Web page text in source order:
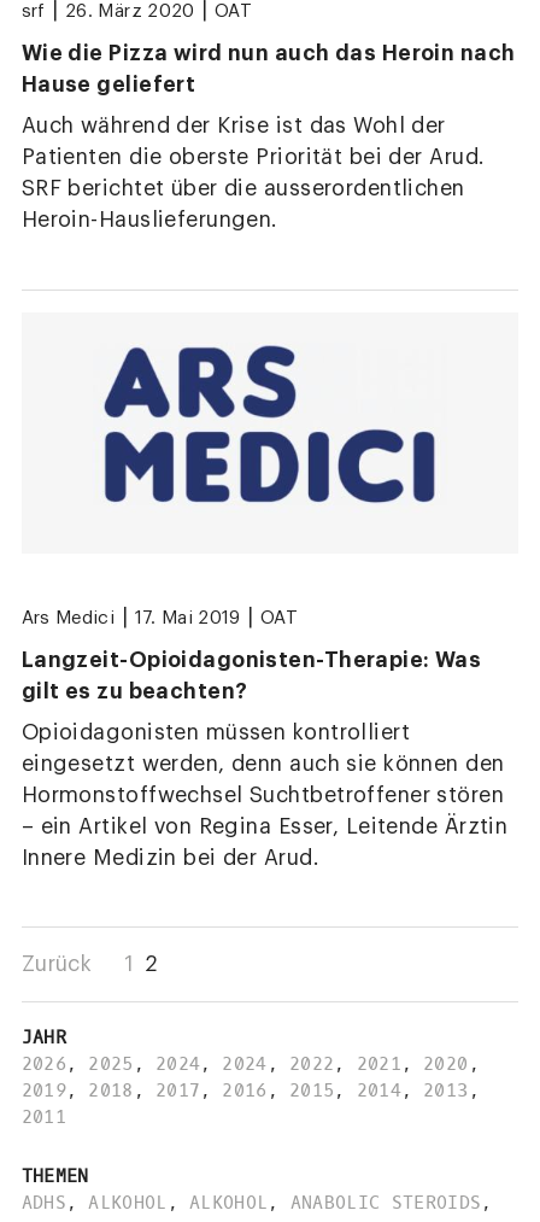
srf 26. März 2020 OAT
Wie die Pizza wird nun auch das Heroin nach
Hause geliefert
Auch während der Krise ist das Wohl der
Patienten die oberste Priorität bei der Arud.
SRF berichtet über die ausserordentlichen
Heroin-Hauslieferungen.
Ars Medici 17. Mai 2019 OAT
Langzeit-Opioidagonisten-Therapie: Was
gilt es zu beachten?
Opioidagonisten müssen kontrolliert
eingesetzt werden, denn auch sie können den
Hormonstoffwechsel Suchtbetroffener stören
– ein Artikel von Regina Esser, Leitende Ärztin
Innere Medizin bei der Arud.
Zurück 1 2
JAHR
2026 , 2025 , 2024, 2024 , 2022 , 2021 , 2020 ,
2019, 2018 , 2017 , 2016 , 2015 , 2014, 2013 ,
2011
THEMEN
ADHS , ALKOHOL , ALKOHOL , ANABOLIC STEROIDS ,